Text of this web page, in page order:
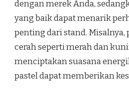
dengan merek Anda,
yang baik dapat menarik
penting dari stand.
cerah seperti merah dan
menciptakan suasana
pastel dapat memberikan